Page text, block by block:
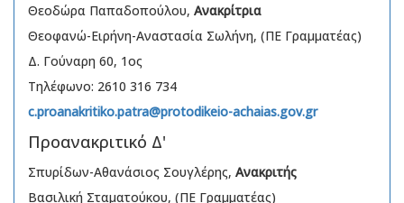
Θεοδώρα Παπαδοπούλου, Ανακρίτρια
Θεοφανώ-Ειρήνη-Αναστασία Σωλήνη, (ΠΕ Γραμματέας)
Δ. Γούναρη 60, 1ος
Τηλέφωνο: 2610 316 734
c.proanakritiko.patra@protodikeio-achaias.gov.gr
Προανακριτικό Δ'
Σπυρίδων-Αθανάσιος Σουγλέρης, Ανακριτής
Βασιλική Σταματούκου, (ΠΕ Γραμματέας)